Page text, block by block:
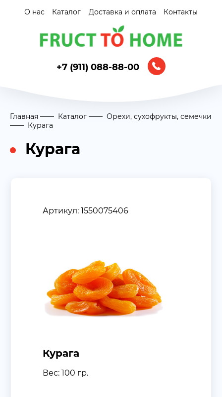
О нас Каталог Доставка и оплата Контакты
+7 (911) 088-88-00
Главная Каталог
Орехи, сухофрукты, семечки
Курага
Курага
Артикул: 1550075406
Курага
Вес: 100 гр.